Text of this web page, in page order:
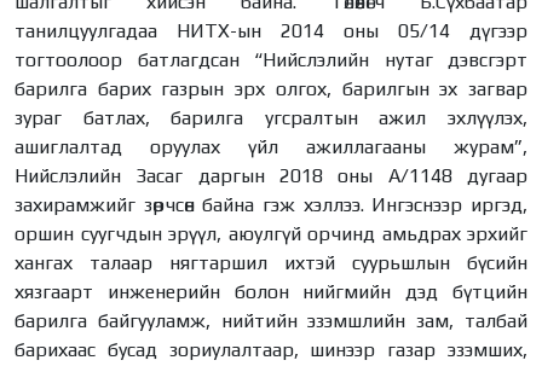
танилцуулгадаа НИТХ-ын 2014 оны 05/14 дүгээр
тогтоолоор батлагдсан “Нийслэлийн нутаг дэвсгэрт
барилга барих газрын эрх олгох, барилгын эх загвар
зураг батлах, барилга угсралтын ажил эхлүүлэх,
ашиглалтад оруулах үйл ажиллагааны журам”,
Нийслэлийн Засаг даргын 2018 оны А/1148 дугаар
захирамжийг зөрчсөн байна гэж хэллээ. Ингэснээр иргэд,
оршин суугчдын эрүүл, аюулгүй орчинд амьдрах эрхийг
хангах талаар нягтаршил ихтэй суурьшлын бүсийн
хязгаарт инженерийн болон нийгмийн дэд бүтцийн
барилга байгууламж, нийтийн эзэмшлийн зам, талбай
барихаас бусад зориулалтаар, шинээр газар эзэмших,